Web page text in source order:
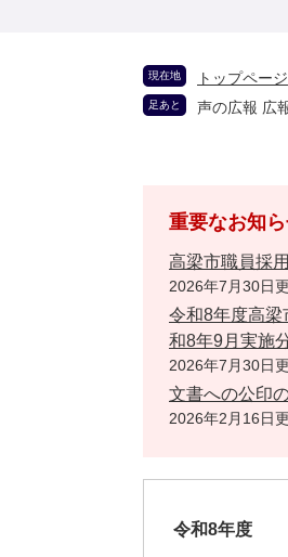
現在地 トップページ
足あと 声の広報 広
重要なお知
高梁市職員採
2026年7月30日
令和8年度高梁
和8年9月実施分
2026年7月30日
文書への公印
2026年2月16日
令和8年度